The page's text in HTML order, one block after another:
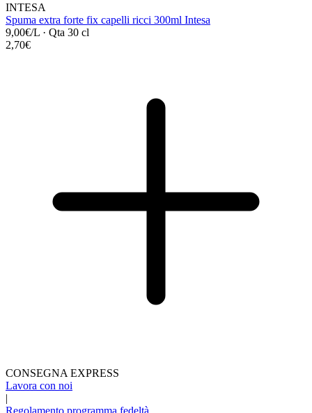
INTESA
Spuma extra forte fix capelli ricci 300ml Intesa
9,00€/L · Qta 30 cl
2,70€
CONSEGNA EXPRESS
Lavora con noi
|
Regolamento programma fedeltà